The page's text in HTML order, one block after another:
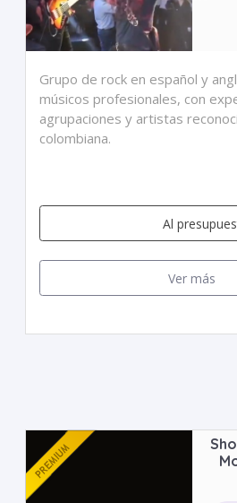
Grupo de rock en español y
músicos profesionales, con
agrupaciones y artistas
colombiana.
Al
Ver más